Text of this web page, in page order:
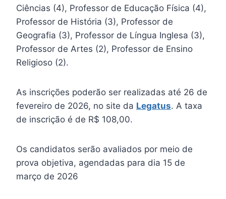
Ciências (4), Professor de Educação Física (4),
Professor de História (3), Professor de
Geografia (3), Professor de Língua Inglesa (3),
Professor de Artes (2), Professor de Ensino
Religioso (2).
As inscrições poderão ser realizadas até 26 de
fevereiro de 2026, no site da Legatus. A taxa
de inscrição é de R$ 108,00.
Os candidatos serão avaliados por meio de
prova objetiva, agendadas para dia 15 de
março de 2026